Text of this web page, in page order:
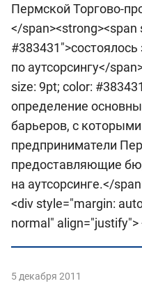
Пермской Торгово-
</
по аутсорсингу</
size: 9pt; color:
определение
барьеров, с
предприниматели
предоставляющие
на аутсорсинге.</
<div style="margin:
normal" align="justify">
5 декабря 2011